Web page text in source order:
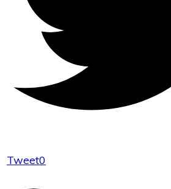
Tweet0